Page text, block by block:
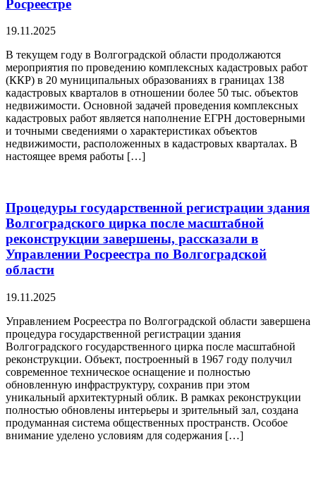
Росреестре
19.11.2025
В текущем году в Волгоградской области продолжаются
мероприятия по проведению комплексных кадастровых работ
(ККР) в 20 муниципальных образованиях в границах 138
кадастровых кварталов в отношении более 50 тыс. объектов
недвижимости. Основной задачей проведения комплексных
кадастровых работ является наполнение ЕГРН достоверными
и точными сведениями о характеристиках объектов
недвижимости, расположенных в кадастровых кварталах. В
настоящее время работы […]
Процедуры государственной регистрации здания
Волгоградского цирка после масштабной
реконструкции завершены, рассказали в
Управлении Росреестра по Волгоградской
области
19.11.2025
Управлением Росреестра по Волгоградской области завершена
процедура государственной регистрации здания
Волгоградского государственного цирка после масштабной
реконструкции. Объект, построенный в 1967 году получил
современное техническое оснащение и полностью
обновленную инфраструктуру, сохранив при этом
уникальный архитектурный облик. В рамках реконструкции
полностью обновлены интерьеры и зрительный зал, создана
продуманная система общественных пространств. Особое
внимание уделено условиям для содержания […]